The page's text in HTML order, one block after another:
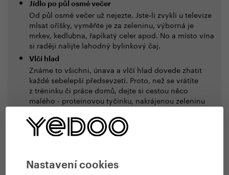
Nastavení cookies
Jídlo po půl osmé večer
Od půl osmé večer už nejezte. Jste-li zvyklí u televize
mlsat oříšky, vyměňte je za zeleninu, výborná je
mrkev, kedlubna, řapíkatý celer apod. No a místo vína
si raději nalijte lahodný bylinkový čaj.
Vlčí hlad
Známe to všichni, únava a vlčí hlad dovede zhatit
každé sebelepší předsevzetí. Proto, než se vrátíte
z tréninku či práce domů, dejte si cestou něco
malého - proteinovou tyčinku, nakrájenou zeleninu
apod. Dá vám to čas a sílu připravit si zdravé jídlo a
nepřejíst už při jeho přípravě.
dřív než jindy. Bílkoviny vás zasytí a dodají sílu vydržet. Až se